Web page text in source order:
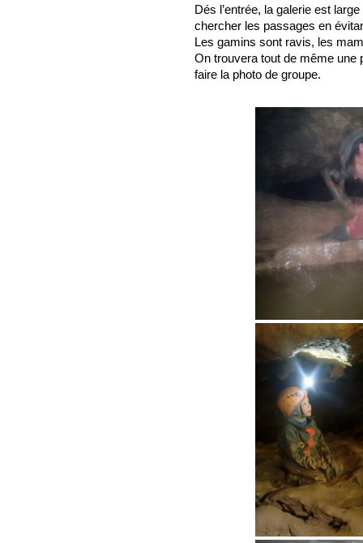
Dés l’entrée, la galerie est
chercher les passages en
Les gamins sont ravis, les
On trouvera tout de même une
faire la photo de groupe.